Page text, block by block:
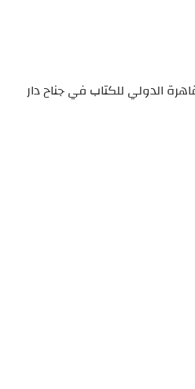
الدولي للكتاب في جناح دار